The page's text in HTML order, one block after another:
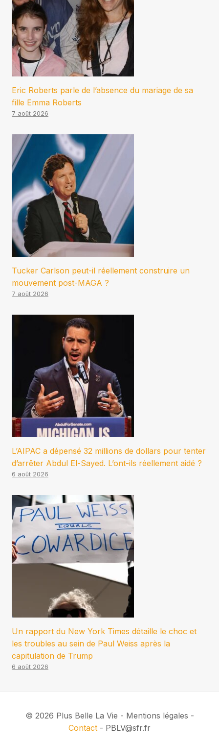
Eric Roberts parle de l’absence du mariage de sa
fille Emma Roberts
7 août 2026
Tucker Carlson peut-il réellement construire un
mouvement post-MAGA ?
7 août 2026
L’AIPAC a dépensé 32 millions de dollars pour tenter
d’arrêter Abdul El-Sayed. L’ont-ils réellement aidé ?
6 août 2026
Un rapport du New York Times détaille le choc et
les troubles au sein de Paul Weiss après la
capitulation de Trump
6 août 2026
© 2026 Plus Belle La Vie - Mentions légales -
Contact - PBLV@sfr.fr